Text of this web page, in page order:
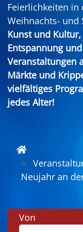
Feierlichkeiten in
Weihnachts- und
Kunst und
Entspannung
Veranstaltungen
Märkte und
vielfältiges
jedes Alter!
Neujahr an
Von